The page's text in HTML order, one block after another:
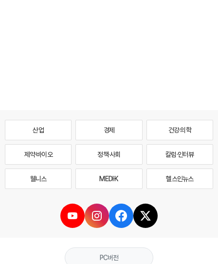
산업 경제 건강·의학
제약·바이오 정책·사회 칼럼·인터뷰
웰니스 MEDI·K 헬스인뉴스
PC버전